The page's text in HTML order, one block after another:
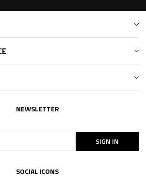
NEWSLETTER
SIGN IN
SOCIAL ICONS